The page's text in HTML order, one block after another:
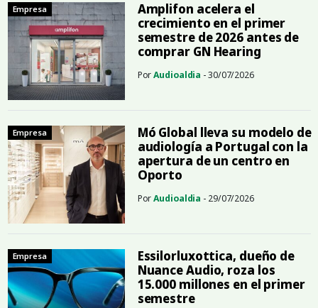
Empresa
Amplifon acelera el
crecimiento en el primer
semestre de 2026 antes de
comprar GN Hearing
PorAudioaldia - 30/07/2026
Empresa
Mó Global lleva su modelo de
audiología a Portugal con la
apertura de un centro en
Oporto
PorAudioaldia - 29/07/2026
Empresa
Essilorluxottica, dueño de
Nuance Audio, roza los
15.000 millones en el primer
semestre